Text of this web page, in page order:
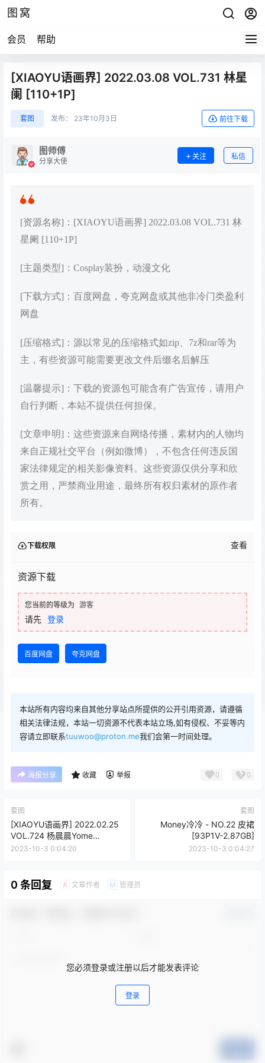
图窝
会员 帮助
[XIAOYU语画界] 2022.03.08 VOL.731 林星
阑 [110+1P]
套图 发布： 23年10月3日 前往下载
图师傅
分享大使
关注 私信
[资源名称]：[XIAOYU语画界] 2022.03.08 VOL.731 林
星阑 [110+1P]
[主题类型]：Cosplay装扮，动漫文化
[下载方式]：百度网盘，夸克网盘或其他非冷门类盈利
网盘
[压缩格式]：源以常见的压缩格式如zip、7z和rar等为
主，有些资源可能需要更改文件后缀名后解压
[温馨提示]：下载的资源包可能含有广告宣传，请用户
自行判断，本站不提供任何担保。
[文章申明]：这些资源来自网络传播，素材内的人物均
来自正规社交平台（例如微博），不包含任何违反国
家法律规定的相关影像资料。这些资源仅供分享和欣
赏之用，严禁商业用途，最终所有权归素材的原作者
所有。
下载权限 查看
资源下载
您当前的等级为 游客
请先 登录
百度网盘 夸克网盘
本站所有内容均来自其他分享站点所提供的公开引用资源，请遵循
相关法律法规，本站一切资源不代表本站立场,如有侵权、不妥等内
容请立即联系tuuwoo@proton.me我们会第一时间处理。
海报分享 收藏 举报 0 0
套图
[XIAOYU语画界] 2022.02.25
VOL.724 杨晨晨Yome
[75+1P]
2023-10-3 0:04:20
套图
Money冷冷 - NO.22 皮裙
[93P1V-2.87GB]
2023-10-3 0:04:27
0 条回复 A 文章作者 M 管理员
您必须登录或注册以后才能发表评论
登录